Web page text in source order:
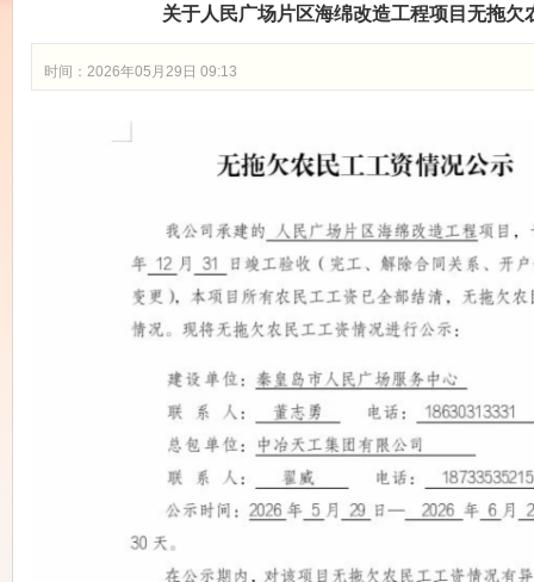
关于人民广场片区海绵改造工程项目无拖欠
时间：2026年05月29日 09:13